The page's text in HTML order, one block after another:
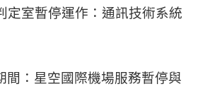
定室暫停運作：通訊技術系統
間：星空國際機場服務暫停與